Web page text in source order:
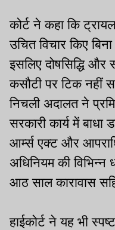
कोर्ट ने कहा कि
उचित विचार किए बिना
इसलिए दोषसिद्धि
कसौटी पर टिक नहीं
निचली अदालत ने
सरकारी कार्य में
आर्म्स एक्ट और
अधिनियम की विभिन्न
आठ साल कारावास
हाईकोर्ट ने यह भी